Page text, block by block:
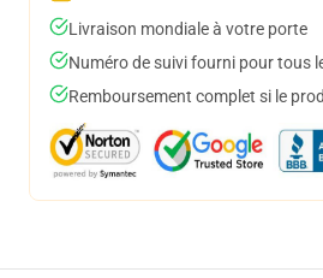
Livraison mondiale à votre porte
Numéro de suivi fourni pour tous
Remboursement complet si le